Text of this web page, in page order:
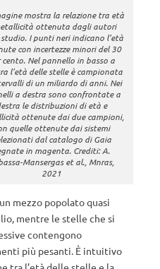
mostra la relazione tra età
ottenuta dagli autori
I punti neri indicano l’età
con incertezze minori del 30
cento. Nel pannello in basso a
l’età delle stelle è campionata
di un miliardo di anni. Nei
a destra sono confrontate a
le distribuzioni di età e
ottenute dai due campioni,
quelle ottenute dai sistemi
dal catalogo di Gaia
in magenta. Crediti: A.
Mansergas et al., Mnras,
2021
mezzo popolato quasi
mentre le stelle che si
contengono
più pesanti. È intuitivo